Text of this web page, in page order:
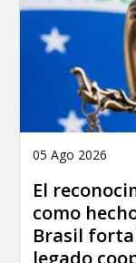
05 Ago 2026
El
como
Brasil
legado